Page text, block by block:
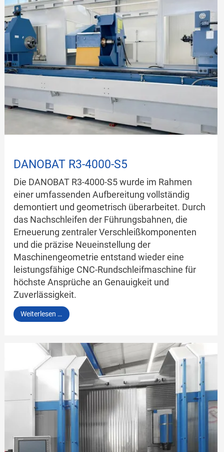
für
erfolgreiches
Retrofit
Werkzeugmaschinen
DANOBAT R3-4000-S5
Die DANOBAT R3-4000-S5 wurde im Rahmen
einer umfassenden Aufbereitung vollständig
demontiert und geometrisch überarbeitet. Durch
das Nachschleifen der Führungsbahnen, die
Erneuerung zentraler Verschleißkomponenten
und die präzise Neueinstellung der
Maschinengeometrie entstand wieder eine
leistungsfähige CNC-Rundschleifmaschine für
höchste Ansprüche an Genauigkeit und
Zuverlässigkeit.
Weiterlesen … DANOBAT